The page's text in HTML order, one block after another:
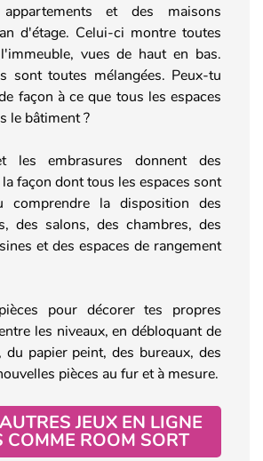
et des maisons
d'étage. Celui-ci montre toutes
vues de haut en bas.
sont toutes mélangées. Peux-tu
façon à ce que tous les espaces
le bâtiment ?
les embrasures donnent des
façon dont tous les espaces sont
comprendre la disposition des
des salons, des chambres, des
et des espaces de rangement
pour décorer tes propres
les niveaux, en débloquant de
du papier peint, des bureaux, des
pièces au fur et à mesure.
JEUX EN LIGNE
COMME ROOM SORT